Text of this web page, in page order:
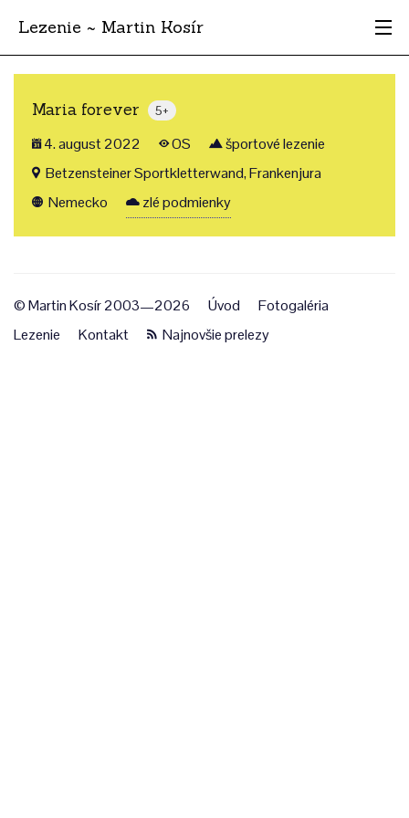
Lezenie ~ Martin Kosír
Najhodnotnejšie
Krajina
Štýl
Maria forever 5+
4. august 2022 OS
športové lezenie
Betzensteiner Sportkletterwand, Frankenjura
Nemecko
zlé podmienky
© Martin Kosír 2003—2026 Úvod
Fotogaléria
Lezenie
Kontakt Najnovšie prelezy